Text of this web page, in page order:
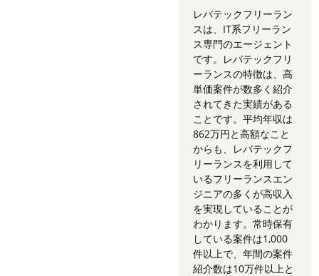
レバテックフリーラン
スは、IT系フリーラン
ス専門のエージェント
です。レバテックフリ
ーランスの特徴は、高
単価案件が数多く紹介
されてきた実績がある
ことです。平均年収は
862万円と高額なこと
からも、レバテックフ
リーランスを利用して
いるフリーランスエン
ジニアの多くが高収入
を実現していることが
わかります。常時保有
している案件は1,000
件以上で、年間の案件
紹介数は10万件以上と